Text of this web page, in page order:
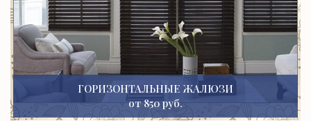
ГОРИЗОНТАЛЬНЫЕ ЖАЛЮЗИ
от 850 руб.